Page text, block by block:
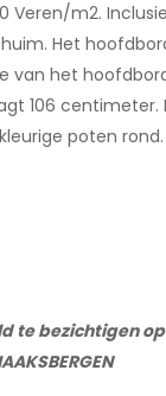
Veren/m2.
Het
van het
106 centimeter.
poten rond.
te bezichtigen